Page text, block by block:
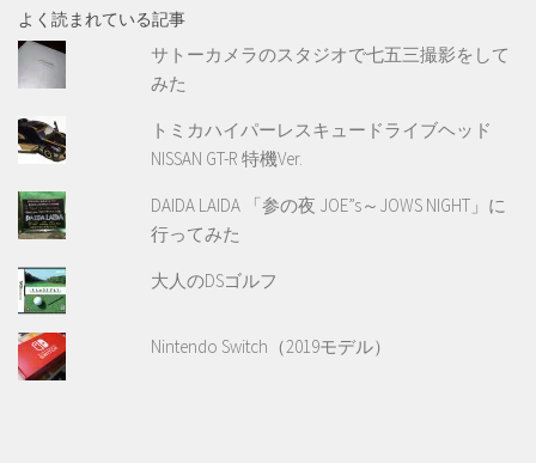
よく読まれている記事
サトーカメラのスタジオで七五三撮影をして
みた
トミカハイパーレスキュードライブヘッド
NISSAN GT-R 特機Ver.
DAIDA LAIDA 「参の夜 JOE”s～JOWS NIGHT」に
行ってみた
大人のDSゴルフ
Nintendo Switch（2019モデル）